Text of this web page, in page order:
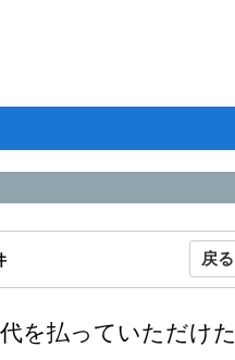
戻る
を払っていただけた